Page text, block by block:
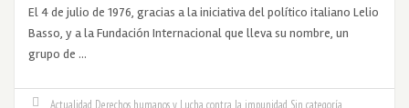
El 4 de julio de 1976, gracias a la iniciativa del político italiano Lelio
Basso, y a la Fundación Internacional que lleva su nombre, un
grupo de …
Actualidad Derechos humanos y Lucha contra la impunidad Sin categoría